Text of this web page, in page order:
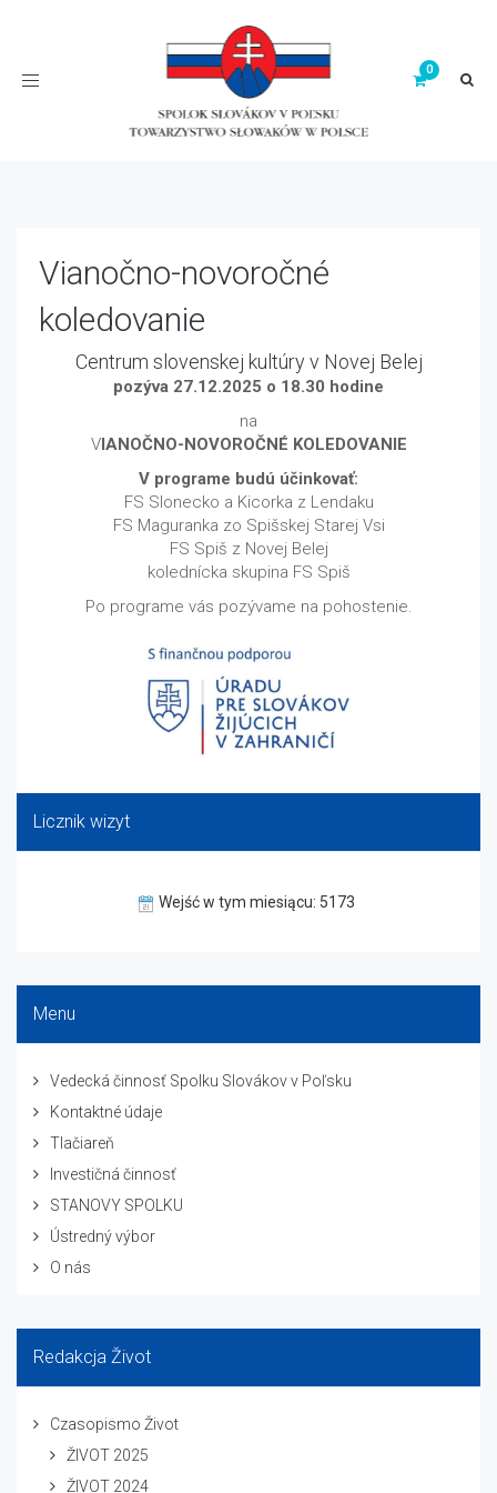
Toggle
Vianočno-novoročné
koledovanie
Centrum slovenskej kultúry v Novej Belej
pozýva 27.12.2025 o 18.30 hodine
na
VIANOČNO-NOVOROČNÉ KOLEDOVANIE
V programe budú účinkovať:
FS Slonecko a Kicorka z Lendaku
FS Maguranka zo Spišskej Starej Vsi
FS Spiš z Novej Belej
kolednícka skupina FS Spiš
Po programe vás pozývame na pohostenie.
Licznik wizyt
Wejść w tym miesiącu: 5173
Menu
Vedecká činnosť Spolku Slovákov v Poľsku
Kontaktné údaje
Tlačiareň
Investičná činnosť
STANOVY SPOLKU
Ústredný výbor
O nás
Redakcja Život
Czasopismo Život
ŽIVOT 2025
ŽIVOT 2024